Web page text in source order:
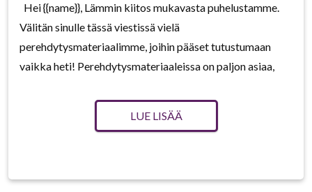
Hei {{name}}, Lämmin kiitos mukavasta puhelustamme.
Välitän sinulle tässä viestissä vielä
perehdytysmateriaalimme, joihin pääset tutustumaan
vaikka heti! Perehdytysmateriaaleissa on paljon asiaa,
LUE LISÄÄ